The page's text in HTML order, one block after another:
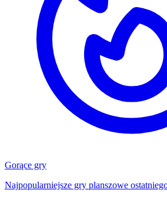
Gorące gry
Najpopularniejsze gry planszowe